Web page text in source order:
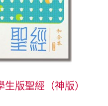
生版聖經（神版）